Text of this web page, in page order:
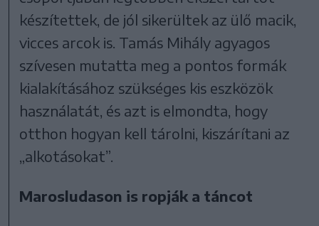
készítettek, de jól sikerültek az ülő macik,
vicces arcok is. Tamás Mihály agyagos
szívesen mutatta meg a pontos formák
kialakításához szükséges kis eszközök
használatát, és azt is elmondta, hogy
otthon hogyan kell tárolni, kiszárítani az
„alkotásokat”.
Marosludason is ropják a táncot